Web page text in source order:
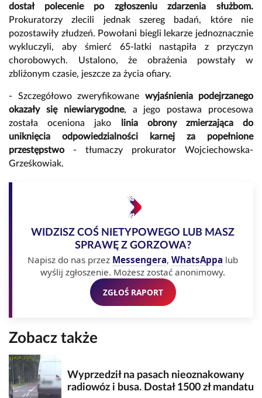
dostał polecenie po zgłoszeniu zdarzenia służbom.
Prokuratorzy zlecili jednak szereg badań, które nie
pozostawiły złudzeń. Powołani biegli lekarze jednoznacznie
wykluczyli, aby śmierć 65-latki nastąpiła z przyczyn
chorobowych. Ustalono, że obrażenia powstały w
zbliżonym czasie, jeszcze za życia ofiary.
- Szczegółowo zweryfikowane wyjaśnienia podejrzanego
okazały się niewiarygodne, a jego postawa procesowa
została oceniona jako linia obrony zmierzająca do
uniknięcia odpowiedzialności karnej za popełnione
przestępstwo- tłumaczy prokurator Wojciechowska-
Grześkowiak.
WIDZISZ COŚ NIETYPOWEGO LUB MASZ
SPRAWĘ Z GORZOWA?
Napisz do nas przez Messengera, WhatsAppa lub
wyślij zgłoszenie. Możesz zostać anonimowy.
ZGŁOŚ RAPORT
Zobacz także
Wyprzedził na pasach nieoznakowany
radiowóz i busa. Dostał 1500 zł mandatu